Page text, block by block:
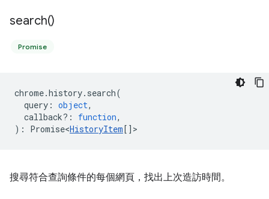
search()
Promise
chrome.history. search(
query : object,
callback? : function,
) : Promise<HistoryItem[] >
搜尋符合查詢條件的每個網頁，找出上次造訪時間。